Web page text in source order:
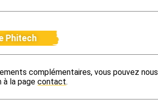
Phitech
complémentaires, vous pouvez nous
à la pagecontact.